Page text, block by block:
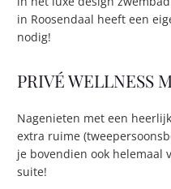
in Roosendaal heeft een
nodig!
PRIVÉ WELLNESS
Nagenieten met een
extra ruime
je bovendien ook helemaal
suite!